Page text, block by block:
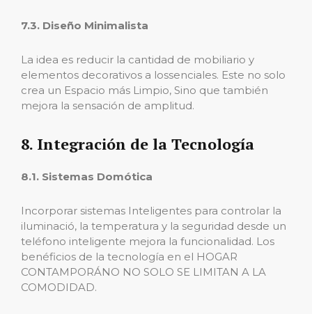
7.3. Diseño Minimalista
La idea es reducir la cantidad de mobiliario y
elementos decorativos a lossenciales. Este no solo
crea un Espacio más Limpio, Sino que también
mejora la sensación de amplitud.
8. Integración de la Tecnología
8.1. Sistemas Domótica
Incorporar sistemas Inteligentes para controlar la
iluminació, la temperatura y la seguridad desde un
teléfono inteligente mejora la funcionalidad. Los
benéficios de la tecnología en el HOGAR
CONTAMPORÁNO NO SOLO SE LIMITAN A LA
COMODIDAD.